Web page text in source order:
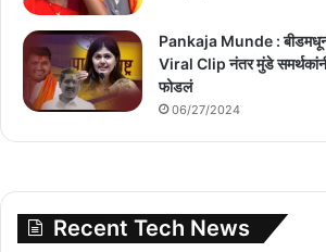
Pankaja Munde : बीडमधून
Viral Clip नंतर मुंडे
फोडलं
06/27/2024
Recent Tech News